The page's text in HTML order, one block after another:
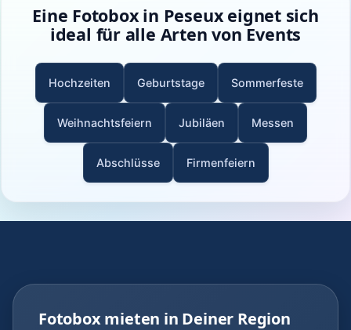
Eine Fotobox in Peseux eignet sich
ideal für alle Arten von Events
Hochzeiten Geburtstage Sommerfeste
Weihnachtsfeiern Jubiläen Messen
Abschlüsse Firmenfeiern
Fotobox mieten in Deiner Region